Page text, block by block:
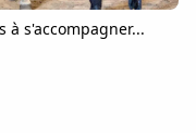
à s'accompagner...